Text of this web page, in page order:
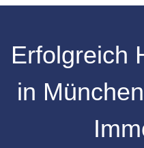
Erfolgreich
in